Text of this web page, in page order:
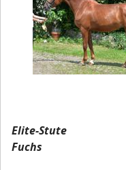
Elite-Stute
Fuchs